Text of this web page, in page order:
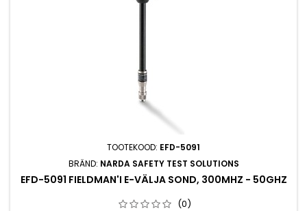
TOOTEKOOD: EFD-5091
BRÄND: NARDA SAFETY TEST SOLUTIONS
EFD-5091 FIELDMAN'I E-VÄLJA SOND, 300MHZ - 50GHZ
(0)